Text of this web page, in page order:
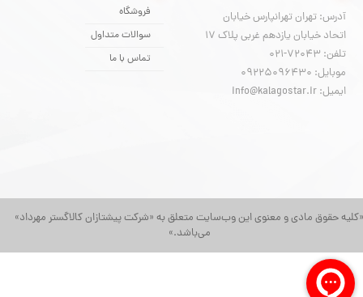
حقوق مادی و معنوی این وب‌سایت متعلق به «شرکت پیشتازان کالاگستر مهرداد»
می‌باشد.»
فروشگاه
سوالات متداول
تماس با ما
آدرس: تهران تهرانپارس خیابان
اتحاد خیابان یازدهم غربی پلاک ۱۷
تلفن: 72043-021
موبایل: 09225096430
ایمیل: info@kalagostar.ir